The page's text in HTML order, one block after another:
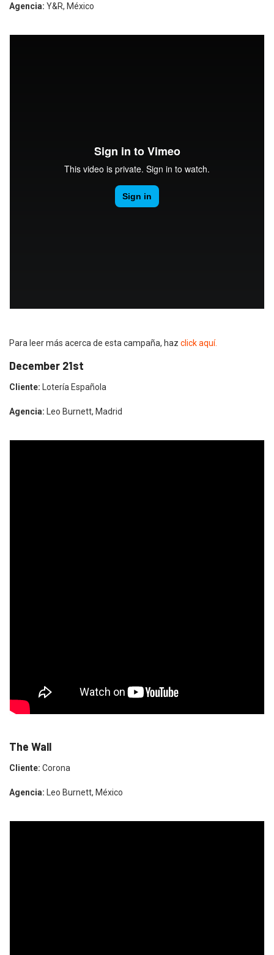
Agencia: Y&R, México
Para leer más acerca de esta campaña, haz click aquí.
December 21st
Cliente: Lotería Española
Agencia: Leo Burnett, Madrid
The Wall
Cliente: Corona
Agencia: Leo Burnett, México